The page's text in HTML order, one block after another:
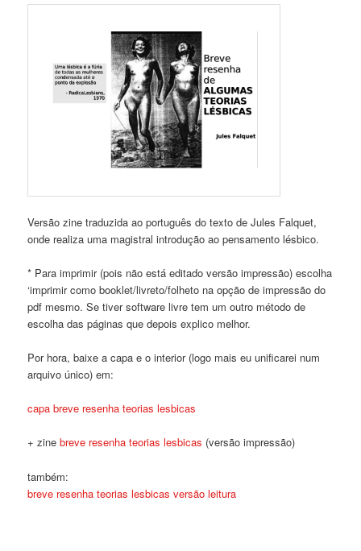
Versão zine traduzida ao português do texto de Jules Falquet,
onde realiza uma magistral introdução ao pensamento lésbico.
* Para imprimir (pois não está editado versão impressão) escolha
‘imprimir como booklet/livreto/folheto na opção de impressão do
pdf mesmo. Se tiver software livre tem um outro método de
escolha das páginas que depois explico melhor.
Por hora, baixe a capa e o interior (logo mais eu unificarei num
arquivo único) em:
capa breve resenha teorias lesbicas
+ zinebreve resenha teorias lesbicas (versão impressão)
também:
breve resenha teorias lesbicas versão leitura